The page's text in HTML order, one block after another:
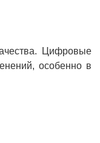
Цифровые
особенно в